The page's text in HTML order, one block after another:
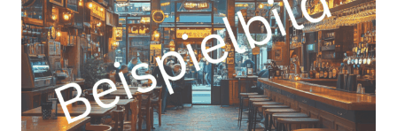
IT
DA
SV
PT
TR